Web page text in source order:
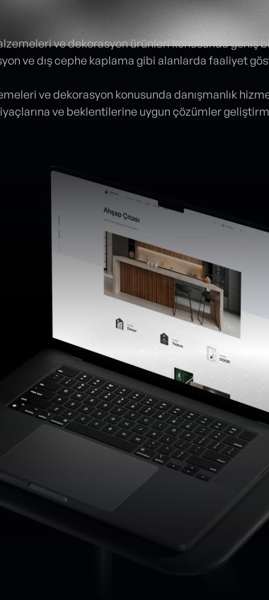
ve dekorasyon ürünleri konusunda geniş
ve dış cephe kaplama gibi alanlarda faaliyet
ve dekorasyon konusunda danışmanlık
ve beklentilerine uygun çözümler